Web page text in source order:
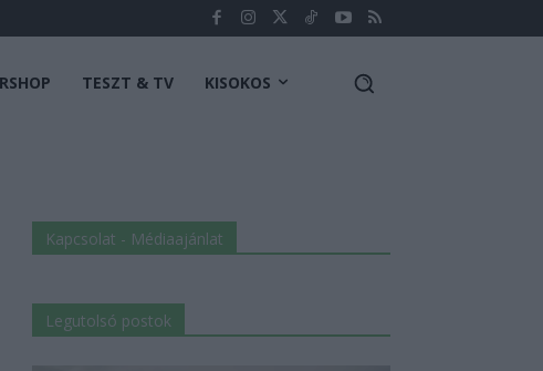
TESZT & TV KISOKOS
Kapcsolat - Médiaajánlat
Legutolsó postok